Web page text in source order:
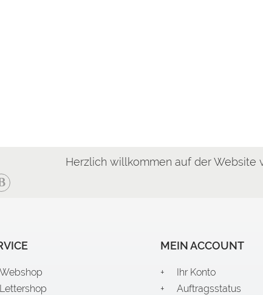
Herzlich willkommen auf der Website von
Blogger
Webshop
Lettershop
MEIN ACCOUNT
Ihr Konto
Auftragsstatus